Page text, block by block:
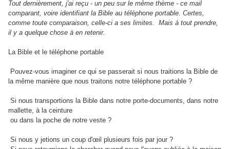
Tout dernièrement, j'ai reçu - un peu sur le même thème - ce mail
comparant, voire identifiant la Bible au téléphone portable. Certes,
comme toute comparaison, celle-ci a ses limites. Mais à tout prendre,
il y a quelque chose à en retenir.
La Bible et le téléphone portable
Pouvez-vous imaginer ce qui se passerait si nous traitions la Bible de
la même manière que nous traitons notre téléphone portable ?
Si nous transportions la Bible dans notre porte-documents, dans notre
mallette, à la ceinture
ou dans la poche de notre veste ?
Si nous y jetions un coup d'œil plusieurs fois par jour ?